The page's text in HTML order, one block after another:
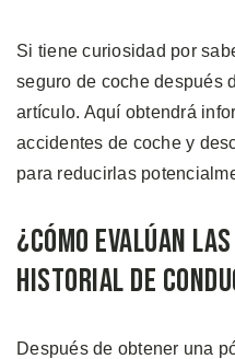
Si tiene curiosidad por
seguro de coche después
artículo. Aquí obtendrá
accidentes de coche y
para reducirlas
¿Cómo Evalúan
Historial de
Después de obtener una